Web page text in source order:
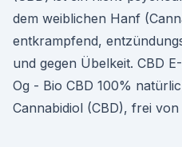
dem weiblichen Hanf
entkrampfend,
und gegen Übelkeit. CBD
Og - Bio CBD 100%
Cannabidiol (CBD), frei